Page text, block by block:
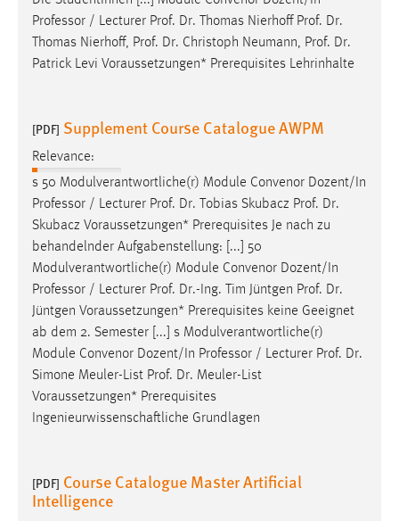
Professor / Lecturer Prof. Dr. Thomas Nierhoff Prof. Dr.
Thomas Nierhoff, Prof. Dr. Christoph Neumann, Prof. Dr.
Patrick Levi Voraussetzungen* Prerequisites Lehrinhalte
[PDF] Supplement Course Catalogue AWPM
Relevance:
s 50 Modulverantwortliche(r) Module Convenor Dozent/In
Professor / Lecturer Prof. Dr. Tobias Skubacz Prof. Dr.
Skubacz Voraussetzungen* Prerequisites Je nach zu
behandelnder Aufgabenstellung: [...] 50
Modulverantwortliche(r) Module Convenor Dozent/In
Professor / Lecturer Prof. Dr.-Ing. Tim Jüntgen Prof. Dr.
Jüntgen Voraussetzungen* Prerequisites keine Geeignet
ab dem 2. Semester [...] s Modulverantwortliche(r)
Module Convenor Dozent/In Professor / Lecturer Prof. Dr.
Simone Meuler-List Prof. Dr. Meuler-List
Voraussetzungen* Prerequisites
Ingenieurwissenschaftliche Grundlagen
[PDF] Course Catalogue Master Artificial
Intelligence